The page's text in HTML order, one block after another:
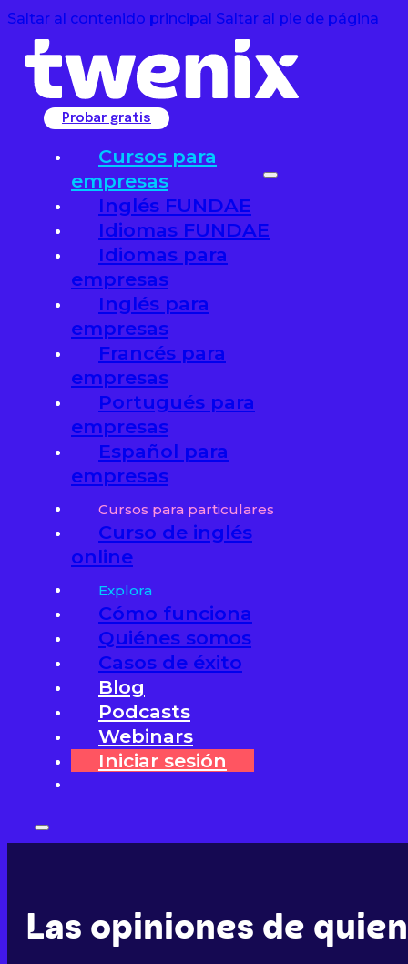
Saltar al contenido principal Saltar al pie de página
Probar gratis
Cursos para
empresas
Inglés FUNDAE
Idiomas FUNDAE
Idiomas para
empresas
Inglés para
empresas
Francés para
empresas
Portugués para
empresas
Español para
empresas
Cursos para particulares
Curso de inglés
online
Explora
Cómo funciona
Quiénes somos
Casos de éxito
Blog
Podcasts
Webinars
Iniciar sesión
Las opiniones de